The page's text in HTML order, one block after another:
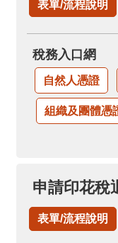
表單/流程說明
稅務入口網
自然人憑證
組織及團體憑
申請印花稅
表單/流程說明